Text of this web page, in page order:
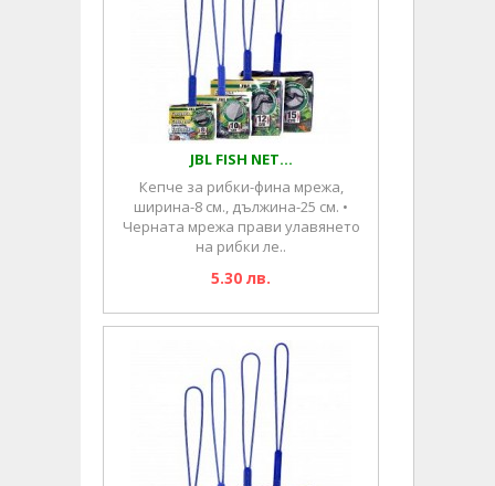
JBL FISH NET...
Кепче за рибки-фина мрежа,
ширина-8 см., дължина-25 см. •
Черната мрежа прави улавянето
на рибки ле..
5.30 лв.